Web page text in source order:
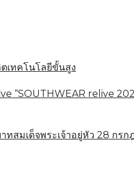
เทคโนโลยีขั้นสูง
“SOUTHWEAR relive
ทสมเด็จพระเจ้าอยู่หัว 28 กร